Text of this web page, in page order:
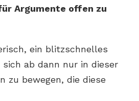
Argumente offen zu
ein blitzschnelles
ab dann nur in dieser
zu bewegen, die diese